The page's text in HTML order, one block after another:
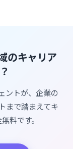
のキャリア
ントが、企業の
まで踏まえてキ
料です。